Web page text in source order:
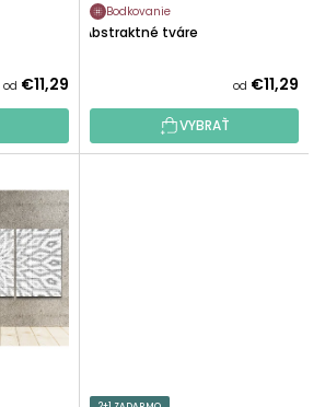
od €11,29
Bodkovanie
Abstraktné tváre
od €11,29
VYBRAŤ